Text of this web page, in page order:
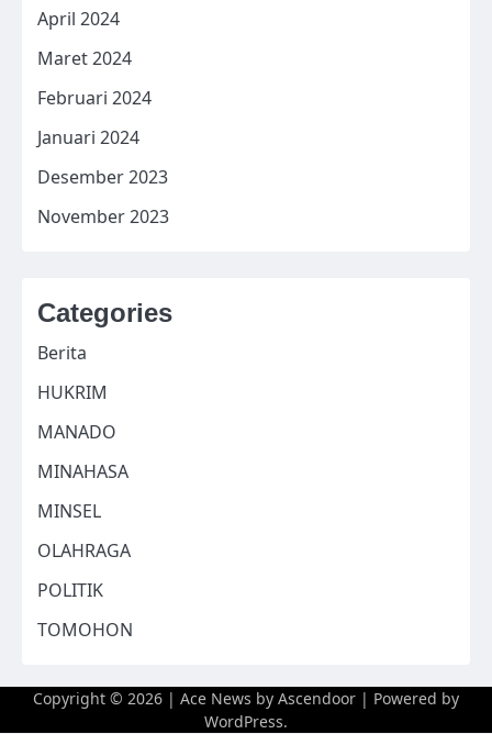
April 2024
Maret 2024
Februari 2024
Januari 2024
Desember 2023
November 2023
Categories
Berita
HUKRIM
MANADO
MINAHASA
MINSEL
OLAHRAGA
POLITIK
TOMOHON
Copyright © 2026 | Ace News by Ascendoor | Powered by
WordPress.